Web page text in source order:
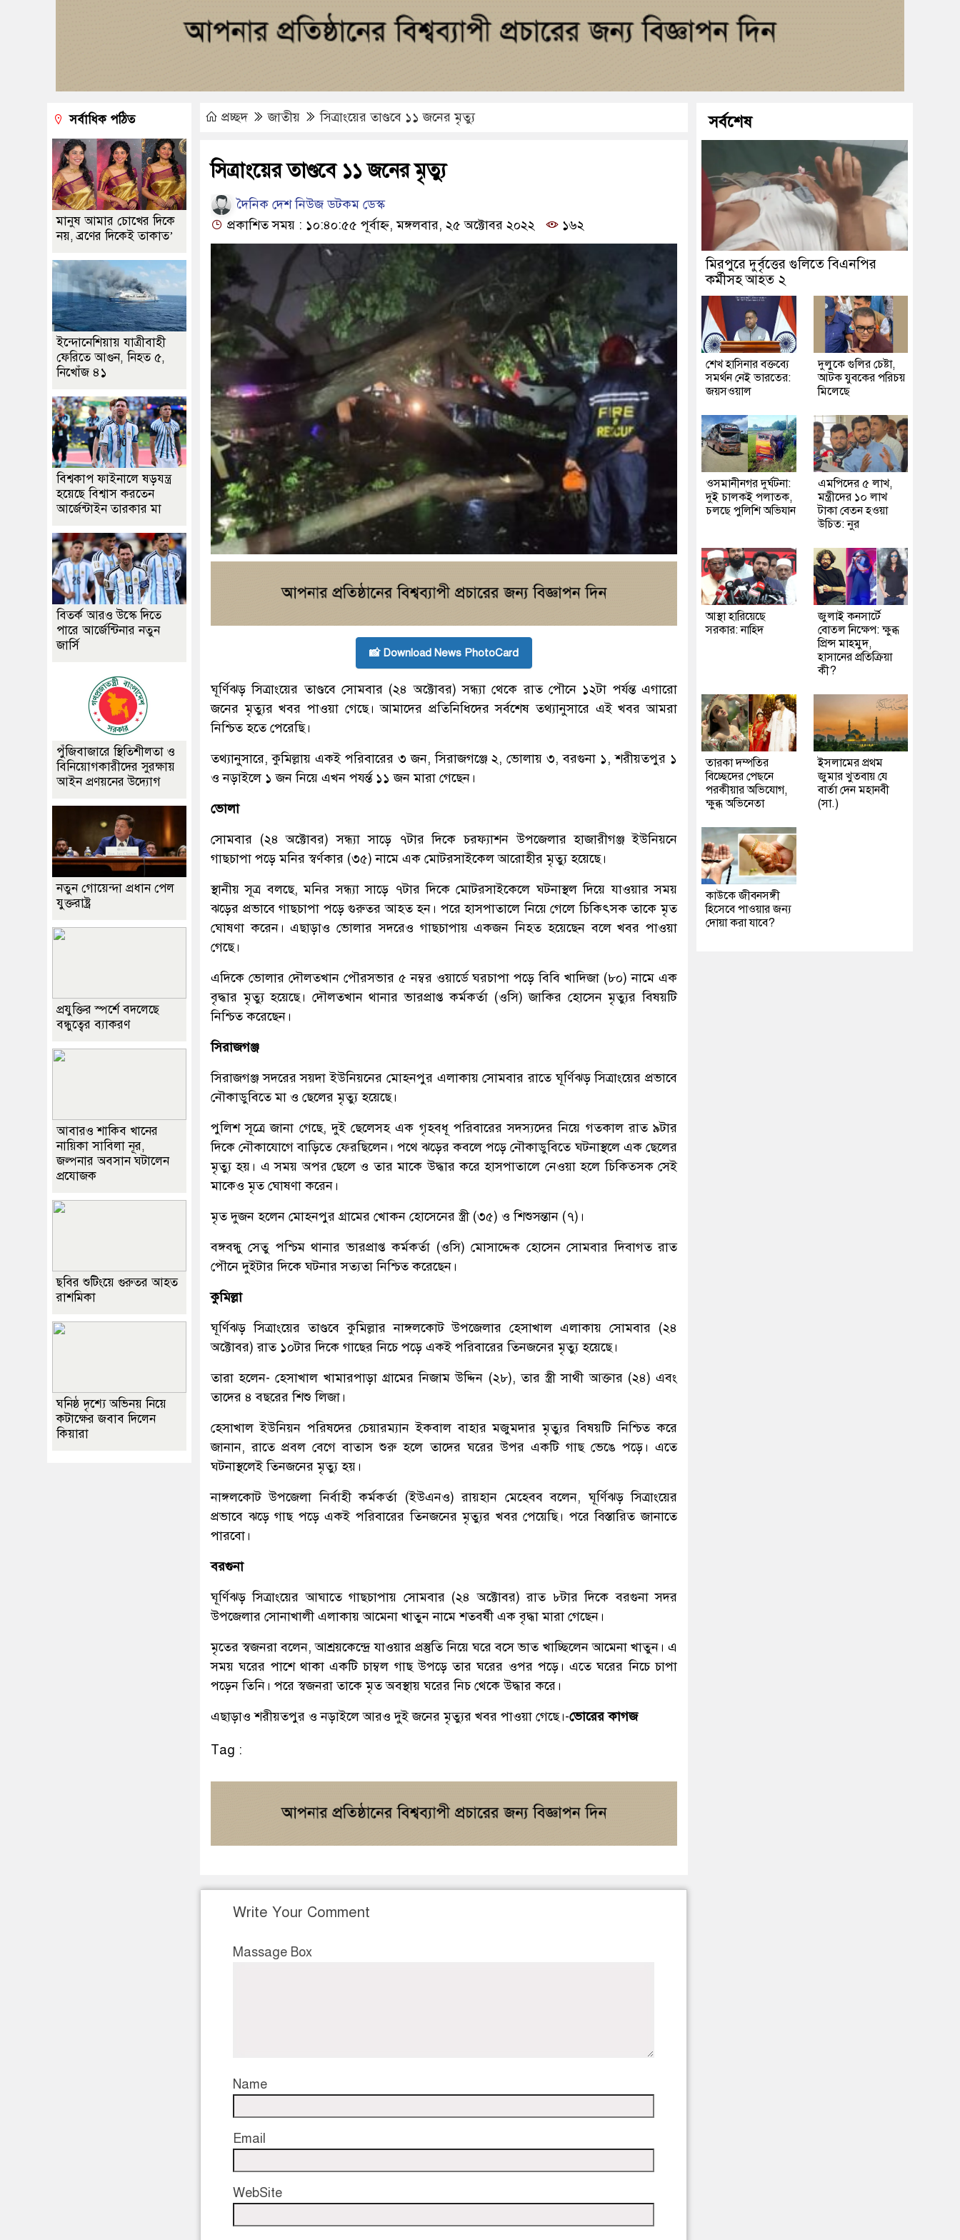
প্রচ্ছদ জাতীয় সিত্রাংয়ের তাণ্ডবে ১১ জনের মৃত্যু
সিত্রাংয়ের তাণ্ডবে ১১ জনের মৃত্যু
দৈনিক দেশ নিউজ ডটকম ডেস্ক
প্রকাশিত সময় : ১০:৪০:৫৫ পূর্বাহ্ন, মঙ্গলবার, ২৫ অক্টোবর ২০২২
১৬২
📸 Download News PhotoCard
ঘূর্ণিঝড় সিত্রাংয়ের তাণ্ডবে সোমবার (২৪ অক্টোবর) সন্ধ্যা থেকে রাত পৌনে ১২টা পর্যন্ত এগারো
জনের মৃত্যুর খবর পাওয়া গেছে। আমাদের প্রতিনিধিদের সর্বশেষ তথ্যানুসারে এই খবর আমরা
নিশ্চিত হতে পেরেছি।
তথ্যানুসারে, কুমিল্লায় একই পরিবারের ৩ জন, সিরাজগঞ্জে ২, ভোলায় ৩, বরগুনা ১, শরীয়তপুর ১
ও নড়াইলে ১ জন নিয়ে এখন পযর্ন্ত ১১ জন মারা গেছেন।
ভোলা
সোমবার (২৪ অক্টোবর) সন্ধ্যা সাড়ে ৭টার দিকে চরফ্যাশন উপজেলার হাজারীগঞ্জ ইউনিয়নে
গাছচাপা পড়ে মনির স্বর্ণকার (৩৫) নামে এক মোটরসাইকেল আরোহীর মৃত্যু হয়েছে।
স্থানীয় সূত্র বলছে, মনির সন্ধ্যা সাড়ে ৭টার দিকে মোটরসাইকেলে ঘটনাস্থল দিয়ে যাওয়ার সময়
ঝড়ের প্রভাবে গাছচাপা পড়ে গুরুতর আহত হন। পরে হাসপাতালে নিয়ে গেলে চিকিৎসক তাকে মৃত
ঘোষণা করেন। এছাড়াও ভোলার সদরেও গাছচাপায় একজন নিহত হয়েছেন বলে খবর পাওয়া
গেছে।
এদিকে ভোলার দৌলতখান পৌরসভার ৫ নম্বর ওয়ার্ডে ঘরচাপা পড়ে বিবি খাদিজা (৮০) নামে এক
বৃদ্ধার মৃত্যু হয়েছে। দৌলতখান থানার ভারপ্রাপ্ত কর্মকর্তা (ওসি) জাকির হোসেন মৃত্যুর বিষয়টি
নিশ্চিত করেছেন।
সিরাজগঞ্জ
সিরাজগঞ্জ সদরের সয়দা ইউনিয়নের মোহনপুর এলাকায় সোমবার রাতে ঘূর্ণিঝড় সিত্রাংয়ের প্রভাবে
নৌকাডুবিতে মা ও ছেলের মৃত্যু হয়েছে।
পুলিশ সূত্রে জানা গেছে, দুই ছেলেসহ এক গৃহবধূ পরিবারের সদস্যদের নিয়ে গতকাল রাত ৯টার
দিকে নৌকাযোগে বাড়িতে ফেরছিলেন। পথে ঝড়ের কবলে পড়ে নৌকাডুবিতে ঘটনাস্থলে এক ছেলের
মৃত্যু হয়। এ সময় অপর ছেলে ও তার মাকে উদ্ধার করে হাসপাতালে নেওয়া হলে চিকিত্সক সেই
মাকেও মৃত ঘোষণা করেন।
মৃত দুজন হলেন মোহনপুর গ্রামের খোকন হোসেনের স্ত্রী (৩৫) ও শিশুসন্তান (৭)।
বঙ্গবন্ধু সেতু পশ্চিম থানার ভারপ্রাপ্ত কর্মকর্তা (ওসি) মোসাদ্দেক হোসেন সোমবার দিবাগত রাত
পৌনে দুইটার দিকে ঘটনার সত্যতা নিশ্চিত করেছেন।
কুমিল্লা
ঘূর্ণিঝড় সিত্রাংয়ের তাণ্ডবে কুমিল্লার নাঙ্গলকোট উপজেলার হেসাখাল এলাকায় সোমবার (২৪
অক্টোবর) রাত ১০টার দিকে গাছের নিচে পড়ে একই পরিবারের তিনজনের মৃত্যু হয়েছে।
তারা হলেন- হেসাখাল খামারপাড়া গ্রামের নিজাম উদ্দিন (২৮), তার স্ত্রী সাথী আক্তার (২৪) এবং
তাদের ৪ বছরের শিশু লিজা।
হেসাখাল ইউনিয়ন পরিষদের চেয়ারম্যান ইকবাল বাহার মজুমদার মৃত্যুর বিষয়টি নিশ্চিত করে
জানান, রাতে প্রবল বেগে বাতাস শুরু হলে তাদের ঘরের উপর একটি গাছ ভেঙে পড়ে। এতে
ঘটনাস্থলেই তিনজনের মৃত্যু হয়।
নাঙ্গলকোট উপজেলা নির্বাহী কর্মকর্তা (ইউএনও) রায়হান মেহেবব বলেন, ঘূর্ণিঝড় সিত্রাংয়ের
প্রভাবে ঝড়ে গাছ পড়ে একই পরিবারের তিনজনের মৃত্যুর খবর পেয়েছি। পরে বিস্তারিত জানাতে
পারবো।
বরগুনা
ঘূর্ণিঝড় সিত্রাংয়ের আঘাতে গাছচাপায় সোমবার (২৪ অক্টোবর) রাত ৮টার দিকে বরগুনা সদর
উপজেলার সোনাখালী এলাকায় আমেনা খাতুন নামে শতবর্ষী এক বৃদ্ধা মারা গেছেন।
মৃতের স্বজনরা বলেন, আশ্রয়কেন্দ্রে যাওয়ার প্রস্তুতি নিয়ে ঘরে বসে ভাত খাচ্ছিলেন আমেনা খাতুন। এ
সময় ঘরের পাশে থাকা একটি চাম্বল গাছ উপড়ে তার ঘরের ওপর পড়ে। এতে ঘরের নিচে চাপা
পড়েন তিনি। পরে স্বজনরা তাকে মৃত অবস্থায় ঘরের নিচ থেকে উদ্ধার করে।
এছাড়াও শরীয়তপুর ও নড়াইলে আরও দুই জনের মৃত্যুর খবর পাওয়া গেছে।-ভোরের কাগজ
Tag :
Write Your Comment
Massage Box
Name
Email
WebSite
সর্বাধিক পঠিত
মানুষ আমার চোখের দিকে
নয়, ব্রণের দিকেই তাকাত’
ইন্দোনেশিয়ায় যাত্রীবাহী
ফেরিতে আগুন, নিহত ৫,
নিখোঁজ ৪১
বিশ্বকাপ ফাইনালে ষড়যন্ত্র
হয়েছে বিশ্বাস করতেন
আর্জেন্টাইন তারকার মা
বিতর্ক আরও উস্কে দিতে
পারে আর্জেন্টিনার নতুন
জার্সি
পুঁজিবাজারে স্থিতিশীলতা ও
বিনিয়োগকারীদের সুরক্ষায়
আইন প্রণয়নের উদ্যোগ
নতুন গোয়েন্দা প্রধান পেল
যুক্তরাষ্ট্র
প্রযুক্তির স্পর্শে বদলেছে
বন্ধুত্বের ব্যাকরণ
আবারও শাকিব খানের
নায়িকা সাবিলা নূর,
জল্পনার অবসান ঘটালেন
প্রযোজক
ছবির শুটিংয়ে গুরুতর আহত
রাশমিকা
ঘনিষ্ঠ দৃশ্যে অভিনয় নিয়ে
কটাক্ষের জবাব দিলেন
কিয়ারা
সর্বশেষ
মিরপুরে দুর্বৃত্তের গুলিতে বিএনপির
কর্মীসহ আহত ২
শেখ হাসিনার বক্তব্যে
সমর্থন নেই ভারতের:
জয়সওয়াল
দুলুকে গুলির চেষ্টা,
আটক যুবকের পরিচয়
মিলেছে
ওসমানীনগর দুর্ঘটনা:
দুই চালকই পলাতক,
চলছে পুলিশি অভিযান
এমপিদের ৫ লাখ,
মন্ত্রীদের ১০ লাখ
টাকা বেতন হওয়া
উচিত: নুর
আস্থা হারিয়েছে
সরকার: নাহিদ
জুলাই কনসার্টে
বোতল নিক্ষেপ: ক্ষুব্ধ
প্রিন্স মাহমুদ,
হাসানের প্রতিক্রিয়া
কী?
তারকা দম্পতির
বিচ্ছেদের পেছনে
পরকীয়ার অভিযোগ,
ক্ষুব্ধ অভিনেতা
ইসলামের প্রথম
জুমার খুতবায় যে
বার্তা দেন মহানবী
(সা.)
কাউকে জীবনসঙ্গী
হিসেবে পাওয়ার জন্য
দোয়া করা যাবে?